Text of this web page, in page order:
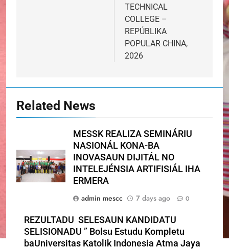
TECHNICAL
COLLEGE –
REPÚBLIKA
POPULAR CHINA,
2026
Related News
MESSK REALIZA SEMINÁRIU
NASIONÁL KONA-BA
INOVASAUN DIJITÁL NO
INTELEJÉNSIA ARTIFISIÁL IHA
ERMERA
admin mescc
7 days ago 0
REZULTADU SELESAUN KANDIDATU
SELISIONADU ” Bolsu Estudu Kompletu
baUniversitas Katolik Indonesia Atma Jaya